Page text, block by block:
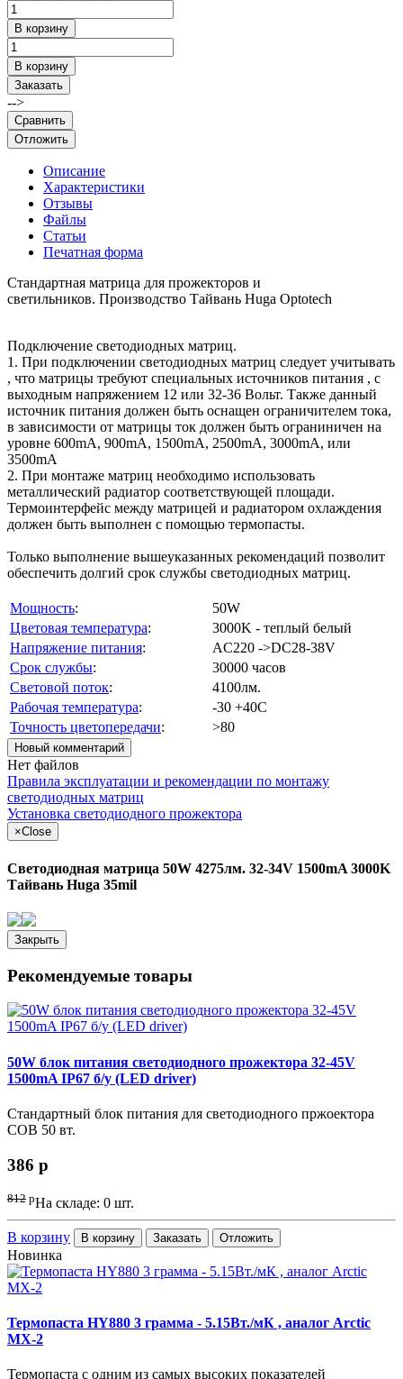
В корзину
В корзину
Заказать
-->
Сравнить
Отложить
Описание
Характеристики
Отзывы
Файлы
Статьи
Печатная форма
Стандартная матрица для прожекторов и
светильников. Производство Тайвань Huga Optotech
Подключение светодиодных матриц.
1. При подключении светодиодных матриц следует учитывать
, что матрицы требуют специальных источников питания , с
выходным напряжением 12 или 32-36 Вольт. Также данный
источник питания должен быть оснащен ограничителем тока,
в зависимости от матрицы ток должен быть ограниничен на
уровне 600mA, 900mA, 1500mA, 2500mA, 3000mA, или
3500mA
2. При монтаже матриц необходимо использовать
металлический радиатор соответствующей площади.
Термоинтерфейс между матрицей и радиатором охлаждения
должен быть выполнен с помощью термопасты.
Только выполнение вышеуказанных рекомендаций позволит
обеспечить долгий срок службы светодиодных матриц.
Мощность:
50W
Цветовая температура:
3000K - теплый белый
Напряжение питания:
AC220 ->DC28-38V
Срок службы:
30000 часов
Световой поток:
4100лм.
Рабочая температура:
-30 +40С
Точность цветопередачи: >80
Новый комментарий
Нет файлов
Правила эксплуатации и рекомендации по монтажу
светодиодных матриц
Установка светодиодного прожектора
×Close
Светодиодная матрица 50W 4275лм. 32-34V 1500mA 3000K
Тайвань Huga 35mil
Закрыть
Рекомендуемые товары
50W блок питания светодиодного прожектора 32-45V
1500mA IP67 б/у (LED driver)
Стандартный блок питания для светодиодного пржоектора
COB 50 вт.
386 p
812 pНа складе: 0 шт.
В корзину В корзину Заказать Отложить
Новинка
Термопаста HY880 3 грамма - 5.15Вт./мК , аналог Arctic
MX-2
Термопаста с одним из самых высоких показателей